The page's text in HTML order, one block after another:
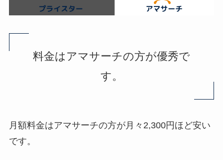
料金はアマサーチの方が優秀で
す。
月額料金はアマサーチの方が月々2,300円ほど安い
です。